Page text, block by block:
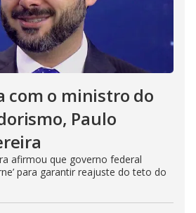
com o ministro do
Paulo
afirmou que governo federal
para garantir reajuste do teto do